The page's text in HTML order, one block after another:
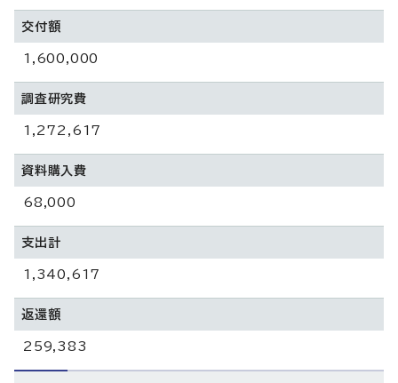
交付額
1,600,000
調査研究費
1,272,617
資料購入費
68,000
支出計
1,340,617
返還額
259,383